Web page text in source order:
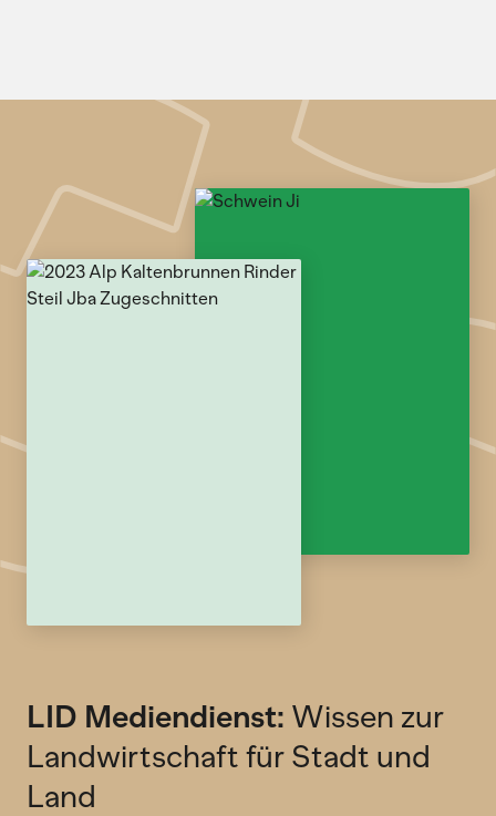
LID Mediendienst: Wissen zur
Landwirtschaft für Stadt und
Land